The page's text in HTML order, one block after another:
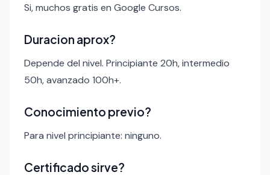
Si, muchos gratis en Google Cursos.
Duracion aprox?
Depende del nivel. Principiante 20h, intermedio
50h, avanzado 100h+.
Conocimiento previo?
Para nivel principiante: ninguno.
Certificado sirve?